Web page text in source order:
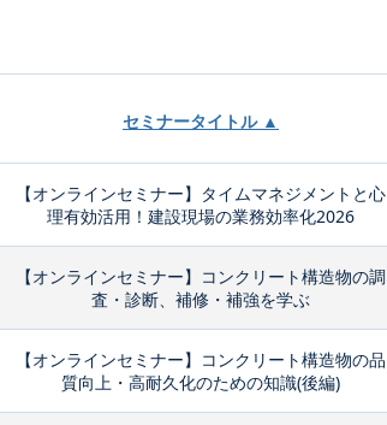
セミナータイトル ▲
【オンラインセミナー】タイムマネジメントと心
理有効活用！建設現場の業務効率化2026
【オンラインセミナー】コンクリート構造物の調
査・診断、補修・補強を学ぶ
【オンラインセミナー】コンクリート構造物の品
質向上・高耐久化のための知識(後編)